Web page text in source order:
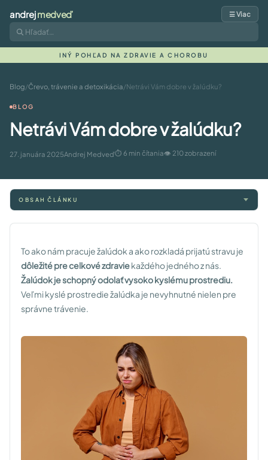
andrejmedveď ☰ Viac
INÝ POHĽAD NA ZDRAVIE A CHOROBU
Blog/Črevo, trávenie a detoxikácia/Netrávi Vám dobre v žalúdku?
BLOG
Netrávi Vám dobre v žalúdku?
27. januára 2025Andrej Medveď⏱ 6 min čítania👁 210 zobrazení
OBSAH ČLÁNKU
To ako nám pracuje žalúdok a ako rozkladá prijatú stravu je
dôležité pre celkové zdraviekaždého jedného z nás.
Žalúdok je schopný odolať vysoko kyslému prostrediu.
Veľmi kyslé prostredie žalúdka je nevyhnutné nielen pre
správne trávenie.